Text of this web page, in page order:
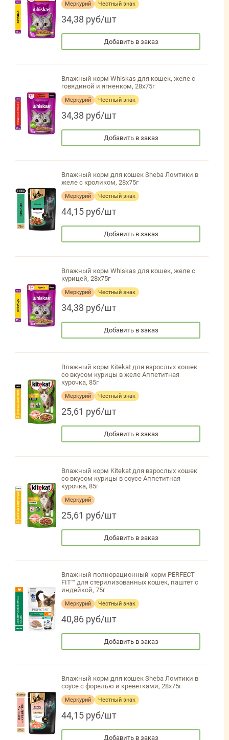
Меркурий Честный знак
34,38 руб/шт
Добавить в заказ
Влажный корм Whiskas для кошек, желе с
говядиной и ягненком, 28х75г
Меркурий Честный знак
34,38 руб/шт
Добавить в заказ
Влажный корм для кошек Sheba Ломтики в
желе с кроликом, 28х75г
Меркурий Честный знак
44,15 руб/шт
Добавить в заказ
Влажный корм Whiskas для кошек, желе с
курицей, 28х75г
Меркурий Честный знак
34,38 руб/шт
Добавить в заказ
Влажный корм Kitekat для взрослых кошек
со вкусом курицы в желе Аппетитная
курочка, 85г
Меркурий Честный знак
25,61 руб/шт
Добавить в заказ
Влажный корм Kitekat для взрослых кошек
со вкусом курицы в соусе Аппетитная
курочка, 85г
Меркурий
25,61 руб/шт
Добавить в заказ
Влажный полнорационный корм PERFECT
FIT™ для стерилизованных кошек, паштет с
индейкой, 75г
Меркурий Честный знак
40,86 руб/шт
Добавить в заказ
Влажный корм для кошек Sheba Ломтики в
соусе с форелью и креветками, 28х75г
Меркурий Честный знак
44,15 руб/шт
Добавить в заказ